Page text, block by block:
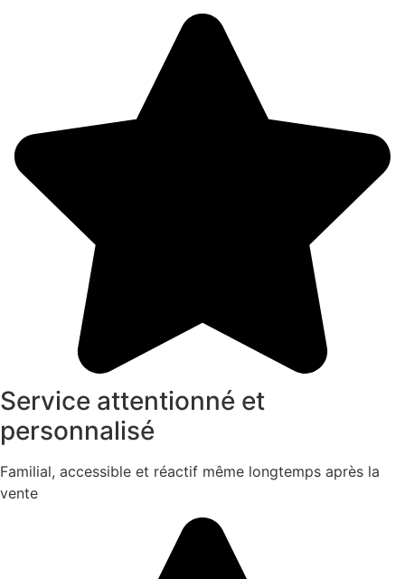
Service attentionné et
personnalisé
Familial, accessible et réactif même longtemps après la
vente